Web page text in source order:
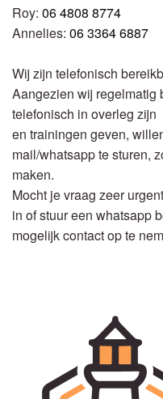
Roy:06 4808 8774
Annelies:06 3364 6887
Wij zijn telefonisch
Aangezien wij regelmatig
telefonisch in overleg zijn
en trainingen geven,
mail/whatsapp te sturen,
maken.
Mocht je vraag zeer
in of stuur een whatsapp
mogelijk contact op te